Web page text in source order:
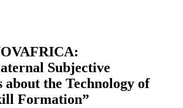
Subjective
about the Technology of
Formation”